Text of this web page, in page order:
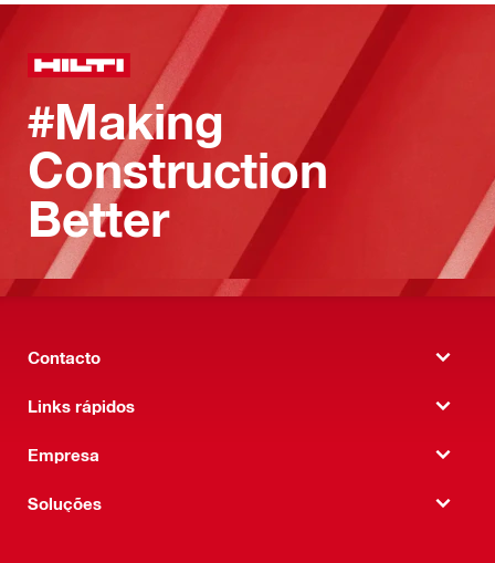
#Making
Construction
Better
Contacto
Links rápidos
Empresa
Soluções